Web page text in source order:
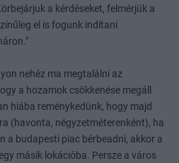
a kérdéseket, felmérjük a
el is fogunk indítani
nehéz ma megtalálni az
a hozamok csökkenése megáll
hiába reménykedünk, hogy majd
(havonta, négyzetméterenként), ha
a budapesti piac bérbeadni, akkor a
másik lokációba. Persze a város